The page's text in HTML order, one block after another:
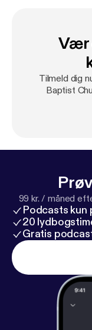
Vær
Tilmeld dig
Baptist
99 kr. / måned
Podcasts kun
20
Gratis